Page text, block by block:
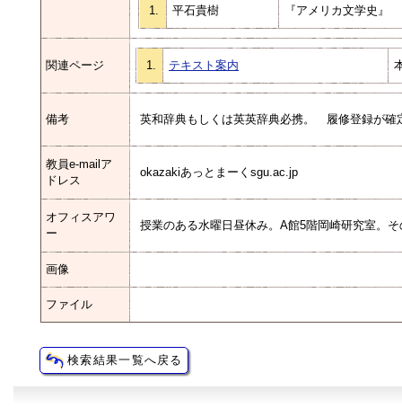
1. 平石貴樹 『アメリカ文学史』
関連ページ 1. テキスト案内
備考 英和辞典もしくは英英辞典必携。 履修登録が
教員e-mailア
ドレス
okazakiあっとまーくsgu.ac.jp
オフィスアワ
ー
授業のある水曜日昼休み。A館5階岡崎研究室。
画像
ファイル